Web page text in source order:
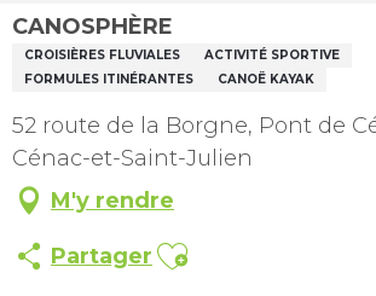
CANOSPHÈRE
CROISIÈRES FLUVIALES
ACTIVITÉ SPORTIVE
FORMULES ITINÉRANTES
CANOË KAYAK
52 route de la Borgne, Pont de
Cénac-et-Saint-Julien
M'y rendre
Partager Ajouter aux favoris